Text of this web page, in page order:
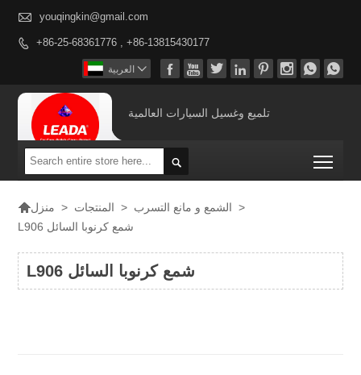
 youqingkin@gmail.com
 +86-25-68361776 , +86-13815430177
        العربية 
تلميع وغسيل السيارات العالمية

منزل > المنتجات > الشمع و مانع التسرب >
L906 شمع كرنوبا السائل
L906 شمع كرنوبا السائل